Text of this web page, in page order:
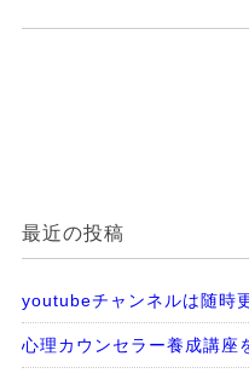
最近の投稿
youtubeチャンネルは随時
心理カウンセラー養成講座